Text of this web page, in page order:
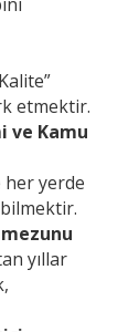
etmektir.
ve Kamu
her yerde
yıllar